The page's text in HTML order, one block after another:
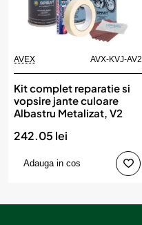
AVEX AVX-KVJ-AV2
Kit complet reparatie si
vopsire jante culoare
Albastru Metalizat, V2
242.05 lei
Adauga in cos